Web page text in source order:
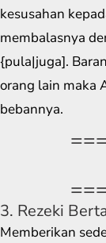
kesusahan
membalasnya
{pula|juga].
orang lain maka
bebannya.
3. Rezeki
Memberikan